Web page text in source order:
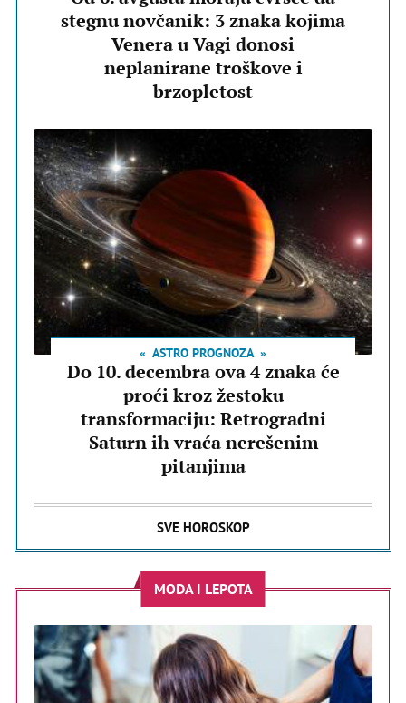
stegnu novčanik: 3 znaka kojima
Venera u Vagi donosi
neplanirane troškove i
brzopletost
ASTRO PROGNOZA
Do 10. decembra ova 4 znaka će
proći kroz žestoku
transformaciju: Retrogradni
Saturn ih vraća nerešenim
pitanjima
SVE HOROSKOP
MODA I LEPOTA